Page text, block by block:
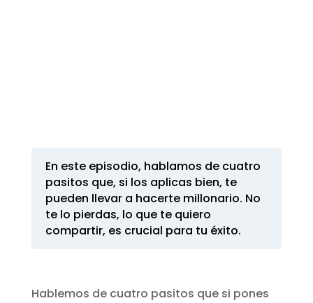
En este episodio, hablamos de cuatro
pasitos que, si los aplicas bien, te
pueden llevar a hacerte millonario. No
te lo pierdas, lo que te quiero
compartir, es crucial para tu éxito.
Hablemos de cuatro pasitos que si pones